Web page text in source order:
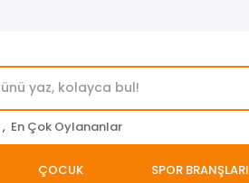
, En Çok Oylananlar
ÇOCUK SPOR BRANŞLARI